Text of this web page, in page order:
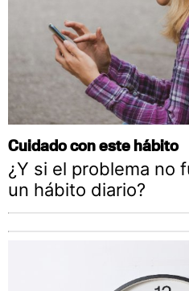
Cuidado con este hábito
¿Y si el problema no
un hábito diario?